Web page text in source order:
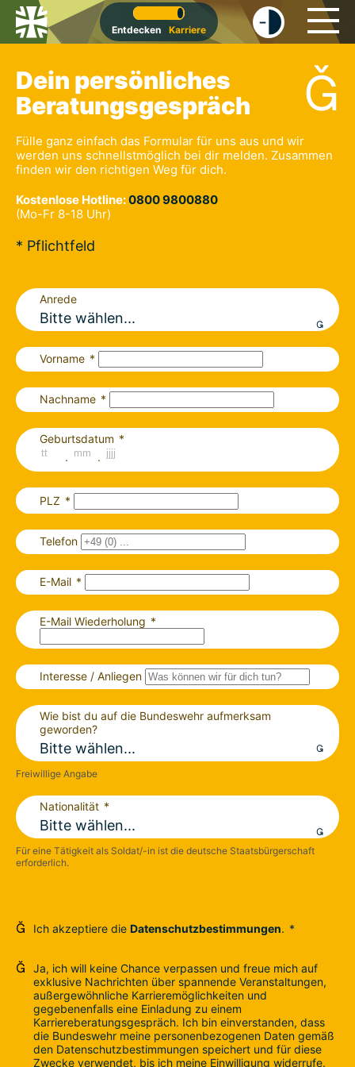
Entdecken Karriere - +

Dein persön­liches
Beratungs­gespräch
Fülle ganz einfach das Formular für uns aus und wir
werden uns schnellstmöglich bei dir melden. Zusammen
finden wir den richtigen Weg für dich.
Kostenlose Hotline:0800 9800880
(Mo-Fr 8-18 Uhr)
* Pflichtfeld
Anrede
Bitte wählen... 
Vorname
Nachname
Geburtsdatum
.
.
PLZ
Telefon
E-Mail
E-Mail Wiederholung
Interesse / Anliegen
Wie bist du auf die Bundeswehr aufmerksam
geworden?
Bitte wählen... 
Freiwillige Angabe
Nationalität
Bitte wählen...

Für eine Tätigkeit als Soldat/-in ist die deutsche Staatsbürgerschaft
erforderlich.
 Ich akzeptiere die Datenschutzbestimmungen.

Ja, ich will keine Chance verpassen und freue mich auf
exklusive Nachrichten über spannende Veranstaltungen,
außergewöhnliche Karrieremöglichkeiten und
gegebenenfalls eine Einladung zu einem
Karriereberatungsgespräch. Ich bin einverstanden, dass
die Bundeswehr meine personenbezogenen Daten gemäß
den Datenschutzbestimmungen speichert und für diese
Zwecke verwendet, bis ich meine Einwilligung widerrufe.